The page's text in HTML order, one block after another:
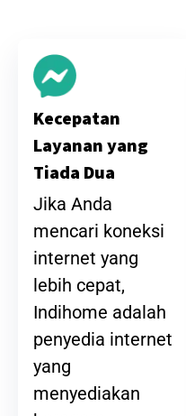
Kecepatan
Layanan yang
Tiada Dua
Jika Anda
mencari koneksi
internet yang
lebih cepat,
Indihome adalah
penyedia internet
yang
menyediakan